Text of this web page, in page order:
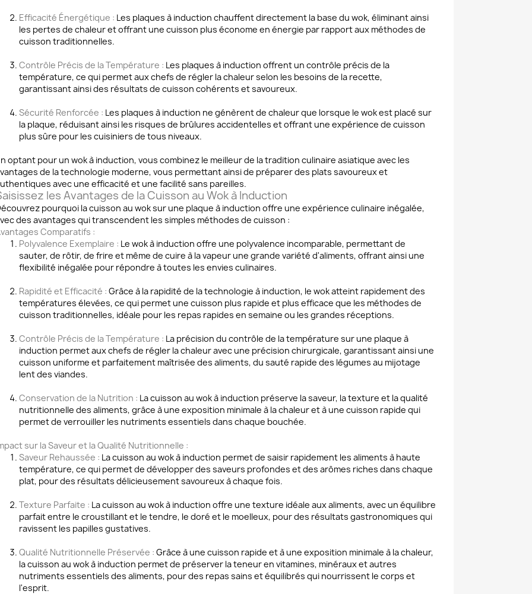
Efficacité Énergétique : Les plaques à induction chauffent directement la base du wok, éliminant ainsi
les pertes de chaleur et offrant une cuisson plus économe en énergie par rapport aux méthodes de
cuisson traditionnelles.
Contrôle Précis de la Température : Les plaques à induction offrent un contrôle précis de la
température, ce qui permet aux chefs de régler la chaleur selon les besoins de la recette,
garantissant ainsi des résultats de cuisson cohérents et savoureux.
Sécurité Renforcée : Les plaques à induction ne génèrent de chaleur que lorsque le wok est placé sur
la plaque, réduisant ainsi les risques de brûlures accidentelles et offrant une expérience de cuisson
plus sûre pour les cuisiniers de tous niveaux.
optant pour un wok à induction, vous combinez le meilleur de la tradition culinaire asiatique avec les
de la technologie moderne, vous permettant ainsi de préparer des plats savoureux et
avec une efficacité et une facilité sans pareilles.
les Avantages de la Cuisson au Wok à Induction
pourquoi la cuisson au wok sur une plaque à induction offre une expérience culinaire inégalée,
des avantages qui transcendent les simples méthodes de cuisson :
Comparatifs :
Polyvalence Exemplaire : Le wok à induction offre une polyvalence incomparable, permettant de
sauter, de rôtir, de frire et même de cuire à la vapeur une grande variété d'aliments, offrant ainsi une
flexibilité inégalée pour répondre à toutes les envies culinaires.
Rapidité et Efficacité : Grâce à la rapidité de la technologie à induction, le wok atteint rapidement des
températures élevées, ce qui permet une cuisson plus rapide et plus efficace que les méthodes de
cuisson traditionnelles, idéale pour les repas rapides en semaine ou les grandes réceptions.
Contrôle Précis de la Température : La précision du contrôle de la température sur une plaque à
induction permet aux chefs de régler la chaleur avec une précision chirurgicale, garantissant ainsi une
cuisson uniforme et parfaitement maîtrisée des aliments, du sauté rapide des légumes au mijotage
lent des viandes.
Conservation de la Nutrition : La cuisson au wok à induction préserve la saveur, la texture et la qualité
nutritionnelle des aliments, grâce à une exposition minimale à la chaleur et à une cuisson rapide qui
permet de verrouiller les nutriments essentiels dans chaque bouchée.
sur la Saveur et la Qualité Nutritionnelle :
Saveur Rehaussée : La cuisson au wok à induction permet de saisir rapidement les aliments à haute
température, ce qui permet de développer des saveurs profondes et des arômes riches dans chaque
plat, pour des résultats délicieusement savoureux à chaque fois.
Texture Parfaite : La cuisson au wok à induction offre une texture idéale aux aliments, avec un équilibre
parfait entre le croustillant et le tendre, le doré et le moelleux, pour des résultats gastronomiques qui
ravissent les papilles gustatives.
Qualité Nutritionnelle Préservée : Grâce à une cuisson rapide et à une exposition minimale à la chaleur,
la cuisson au wok à induction permet de préserver la teneur en vitamines, minéraux et autres
nutriments essentiels des aliments, pour des repas sains et équilibrés qui nourrissent le corps et
l'esprit.